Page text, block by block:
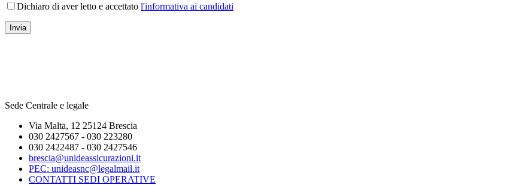
Dichiaro di aver letto e accettato l'informativa ai candidati
Sede Centrale e legale
Via Malta, 12 25124 Brescia
030 2427567 - 030 223280
030 2422487 - 030 2427546
brescia@unideassicurazioni.it
PEC: unideasnc@legalmail.it
CONTATTI SEDI OPERATIVE